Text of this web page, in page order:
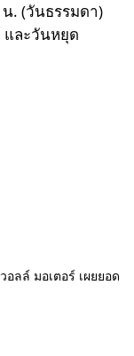
น. (วันธรรมดา)
และวันหยุด
อลล์ มอเตอร์ เผยยอด